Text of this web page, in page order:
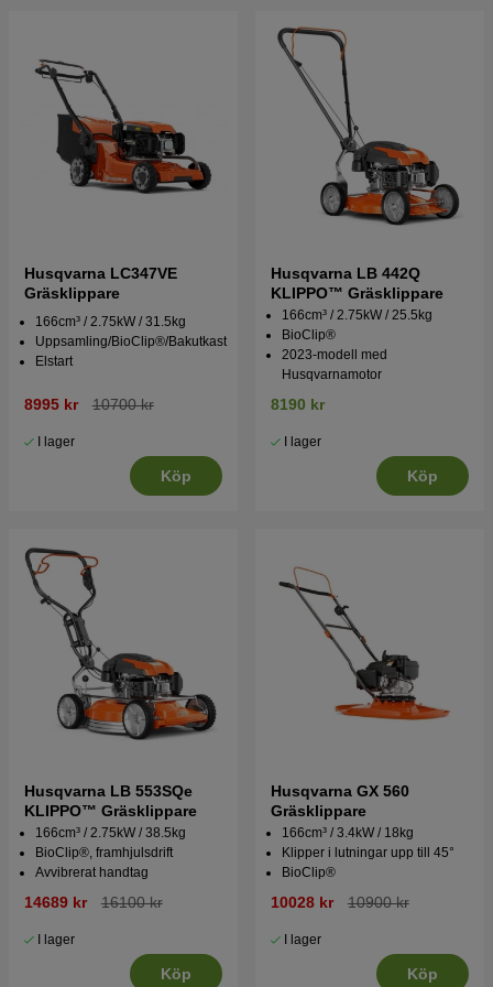
Husqvarna LC347VE
Gräsklippare
166cm³ / 2.75kW / 31.5kg
Uppsamling/BioClip®/Bakutkast
Elstart
8995 kr 10700 kr
I lager
Köp
Husqvarna LB 442Q
KLIPPO™ Gräsklippare
166cm³ / 2.75kW / 25.5kg
BioClip®
2023-modell med
Husqvarnamotor
8190 kr
I lager
Köp
Husqvarna LB 553SQe
KLIPPO™ Gräsklippare
166cm³ / 2.75kW / 38.5kg
BioClip®, framhjulsdrift
Avvibrerat handtag
14689 kr 16100 kr
I lager
Köp
Husqvarna GX 560
Gräsklippare
166cm³ / 3.4kW / 18kg
Klipper i lutningar upp till 45°
BioClip®
10028 kr 10900 kr
I lager
Köp